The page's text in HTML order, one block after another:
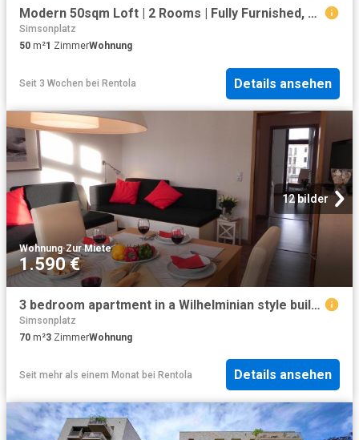
Modern 50sqm Loft | 2 Rooms | Fully Furnished, Leipzig Amsterdam Apartments for Rent
Simsonplatz
50 m²1 ZimmerWohnung
Seit 3 Wochen bei Rentola Details ansehen
12 bilder
Wohnung·Zur Miete
1.590 €
3 bedroom apartment in a Wilhelminian style building in Leipzig Lindenau
Simsonplatz
70 m²3 ZimmerWohnung
Seit mehr als einem Monat bei Rentola Details ansehen